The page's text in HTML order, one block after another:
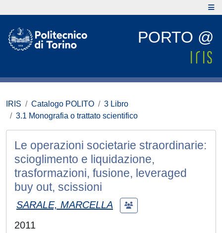
PORTO @
IRIS Catalogo POLITO
3 Libro
3.1 Monografia o trattato scientifico
Le operazioni societarie straordinarie:
scioglimento e liquidazione,
trasformazioni, fusione, leveraged
buy out, scissioni
SARALE, MARCELLA
2011